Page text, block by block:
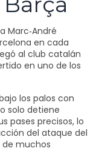
Marc‑André
en cada
al club catalán
en uno de los
los palos con
solo detiene
pases precisos, lo
del ataque del
de muchos